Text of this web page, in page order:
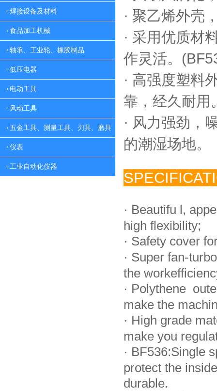
焊接设备及材料
食品加工机械
轴承、工业轮、橡胶制品
低压电器
电动工具
风动工具
五金工具、测量工具、刃具、磨具
仪表
工业自动化仪器
· 聚乙烯外壳
· 采用优质材
作灵活。
· 高强度塑料
靠， 经久耐用
· 风力强劲，
的潮湿场地。
· Beautifu l,
high flexibility;
· Safety cover
· Super fan-
the
· Polythene
make the
· High grade
make you
· BF536:Single
protect the
durable.